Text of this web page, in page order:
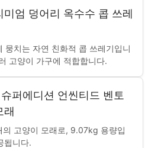
미엄 덩어리 옥수수 콥 쓰레
뭉치는 자연 친화적 콥 쓰레기입니
고양이 가구에 적합합니다.
퍼에디션 언씬티드 벤토
래
의 고양이 모래로, 9.07kg 용량입
됩니다.